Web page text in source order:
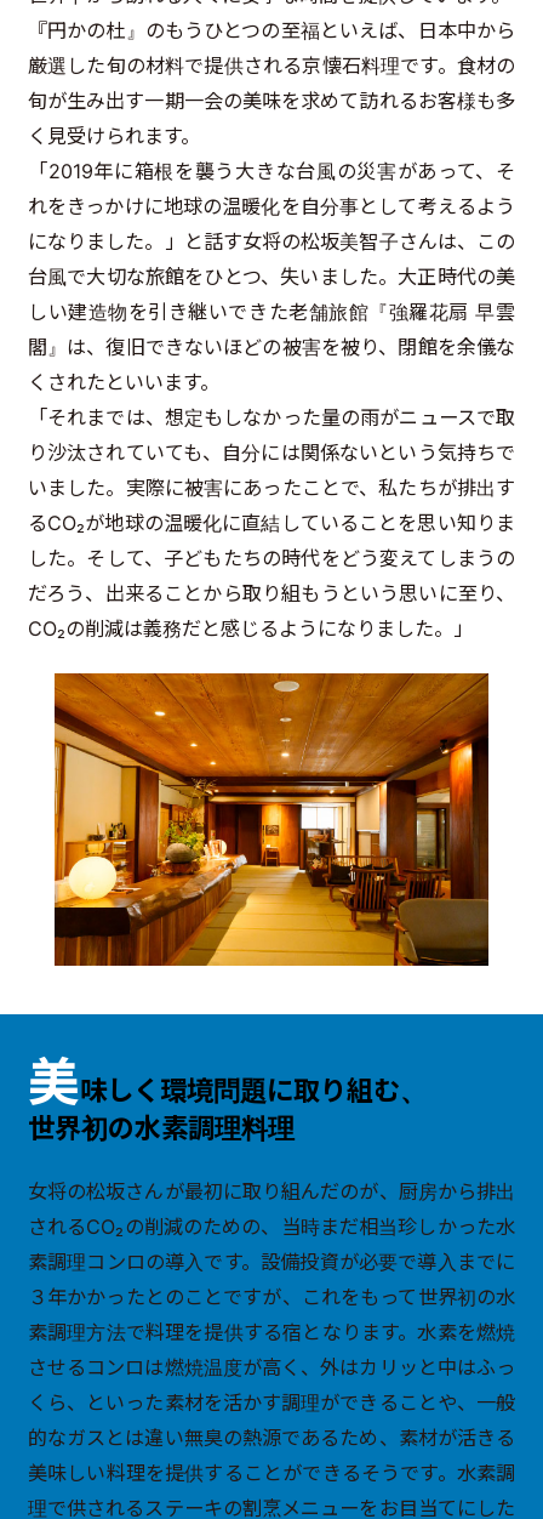
『円かの杜』のもうひとつの至福といえば、日本中から
厳選した旬の材料で提供される京懐石料理です。食材の
旬が生み出す一期一会の美味を求めて訪れるお客様も多
く見受けられます。
「2019年に箱根を襲う大きな台風の災害があって、そ
れをきっかけに地球の温暖化を自分事として考えるよう
になりました。」と話す女将の松坂美智子さんは、この
台風で大切な旅館をひとつ、失いました。大正時代の美
しい建造物を引き継いできた老舗旅館『強羅花扇 早雲
閣』は、復旧できないほどの被害を被り、閉館を余儀な
くされたといいます。
「それまでは、想定もしなかった量の雨がニュースで取
り沙汰されていても、自分には関係ないという気持ちで
いました。実際に被害にあったことで、私たちが排出す
るCO₂が地球の温暖化に直結していることを思い知りま
した。そして、子どもたちの時代をどう変えてしまうの
だろう、出来ることから取り組もうという思いに至り、
CO₂の削減は義務だと感じるようになりました。」
美味しく環境問題に取り組む、
世界初の水素調理料理
女将の松坂さんが最初に取り組んだのが、厨房から排出
されるCO₂の削減のための、当時まだ相当珍しかった水
素調理コンロの導入です。設備投資が必要で導入までに
３年かかったとのことですが、これをもって世界初の水
素調理方法で料理を提供する宿となります。水素を燃焼
させるコンロは燃焼温度が高く、外はカリッと中はふっ
くら、といった素材を活かす調理ができることや、一般
的なガスとは違い無臭の熱源であるため、素材が活きる
美味しい料理を提供することができるそうです。水素調
理で供されるステーキの割烹メニューをお目当てにした